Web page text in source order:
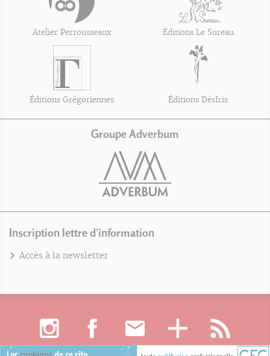
Atelier Perrousseaux Éditions Le Sureau
Éditions Grégoriennes Éditions DésIris
Groupe Adverbum
Inscription lettre d'information
Accès à la newsletter